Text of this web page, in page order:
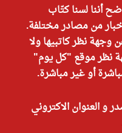
أننا لسنا كتّاب
من مصادر مختلفة.
وجهة نظر كاتبيها ولا
نظر موقع "كل يوم"
أو غير مباشرة.
و العنوان الاكتروني